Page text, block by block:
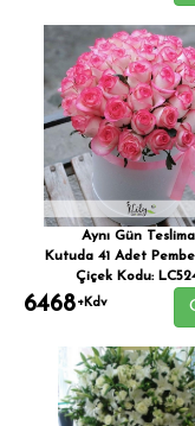
Aynı Gün
Kutuda 41 Adet
Çiçek Kodu:
6468+Kdv